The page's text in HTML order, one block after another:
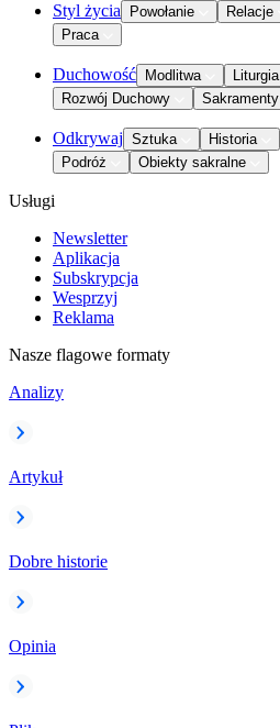
Styl życia Powołanie Relacje
Praca
Duchowość Modlitwa Liturgia
Rozwój Duchowy
Sakramenty
Odkrywaj Sztuka Historia
Podróż
Obiekty sakralne
Usługi
Newsletter
Aplikacja
Subskrypcja
Wesprzyj
Reklama
Nasze flagowe formaty
Analizy
Artykuł
Dobre historie
Opinia